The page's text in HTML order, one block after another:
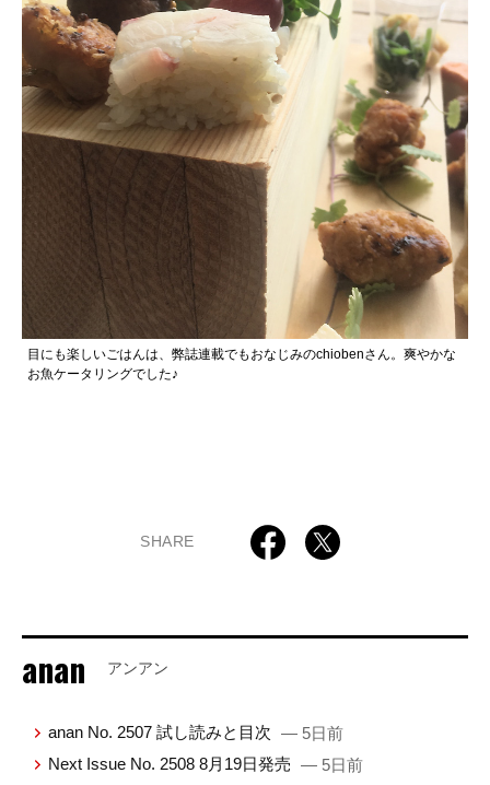
目にも楽しいごはんは、弊誌連載でもおなじみのchiobenさん。爽やかな
お魚ケータリングでした♪
SHARE
anan アンアン
anan No. 2507 試し読みと目次 — 5日前
Next Issue No. 2508 8月19日発売 — 5日前